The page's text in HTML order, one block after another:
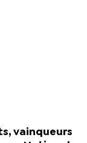
vainqueurs